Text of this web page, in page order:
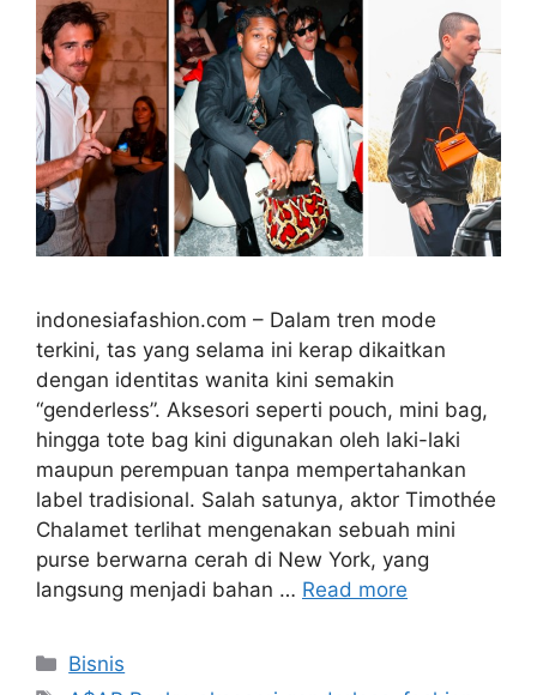
indonesiafashion.com – Dalam tren mode
terkini, tas yang selama ini kerap dikaitkan
dengan identitas wanita kini semakin
“genderless”. Aksesori seperti pouch, mini bag,
hingga tote bag kini digunakan oleh laki-laki
maupun perempuan tanpa mempertahankan
label tradisional. Salah satunya, aktor Timothée
Chalamet terlihat mengenakan sebuah mini
purse berwarna cerah di New York, yang
langsung menjadi bahan … Read more
Categories
Bisnis